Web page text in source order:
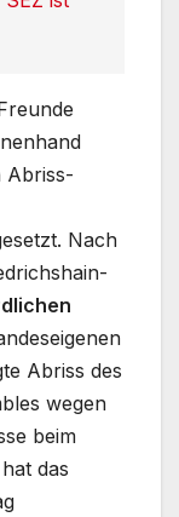
Abriss-
Nach
Abriss des
wegen
beim
das